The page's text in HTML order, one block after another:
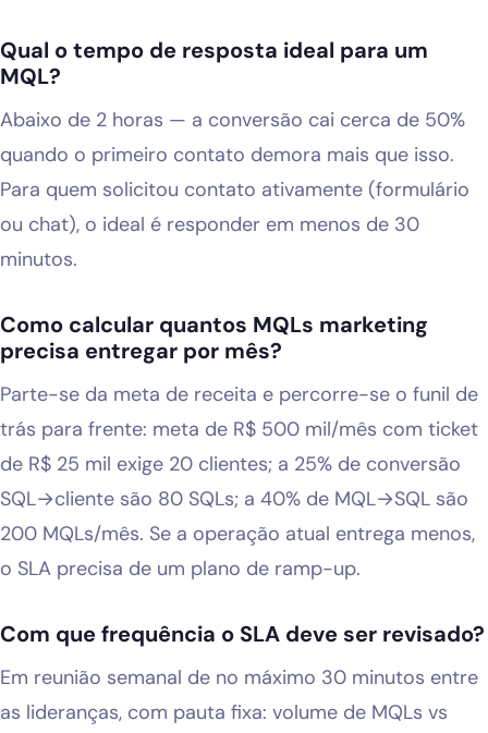
Qual o tempo de resposta ideal para um
MQL?
Abaixo de 2 horas — a conversão cai cerca de 50%
quando o primeiro contato demora mais que isso.
Para quem solicitou contato ativamente (formulário
ou chat), o ideal é responder em menos de 30
minutos.
Como calcular quantos MQLs marketing
precisa entregar por mês?
Parte-se da meta de receita e percorre-se o funil de
trás para frente: meta de R$ 500 mil/mês com ticket
de R$ 25 mil exige 20 clientes; a 25% de conversão
SQL→cliente são 80 SQLs; a 40% de MQL→SQL são
200 MQLs/mês. Se a operação atual entrega menos,
o SLA precisa de um plano de ramp-up.
Com que frequência o SLA deve ser revisado?
Em reunião semanal de no máximo 30 minutos entre
as lideranças, com pauta fixa: volume de MQLs vs